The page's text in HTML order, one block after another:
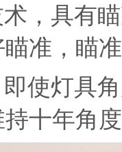
，具有
准，瞄
使灯具
十年角